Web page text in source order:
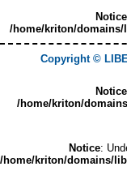
Notice
/home/kriton/
Copyright ©
Notice
/home/kriton/
Notice:
/home/kriton/domains/